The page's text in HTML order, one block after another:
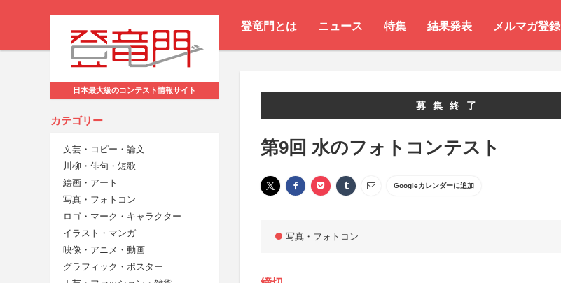
登竜門とは ニュース 特集 結果発表 メルマガ登録
日本最大級のコンテスト情報サイト
カテゴリー
文芸・コピー・論文
川柳・俳句・短歌
絵画・アート
写真・フォトコン
ロゴ・マーク・キャラクター
イラスト・マンガ
映像・アニメ・動画
グラフィック・ポスター
募集終了
第9回 水のフォトコンテスト
Googleカレンダーに追加
写真・フォトコン